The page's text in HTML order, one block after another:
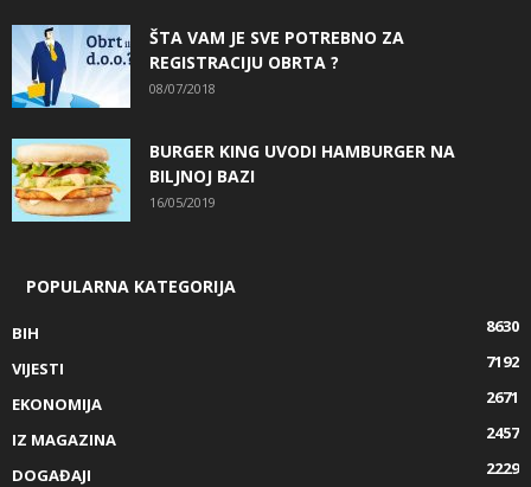
ŠTA VAM JE SVE POTREBNO ZA
REGISTRACIJU OBRTA ?
08/07/2018
BURGER KING UVODI HAMBURGER NA
BILJNOJ BAZI
16/05/2019
POPULARNA KATEGORIJA
BIH
8630
VIJESTI
7192
EKONOMIJA
2671
IZ MAGAZINA
2457
DOGAĐAJI
2229